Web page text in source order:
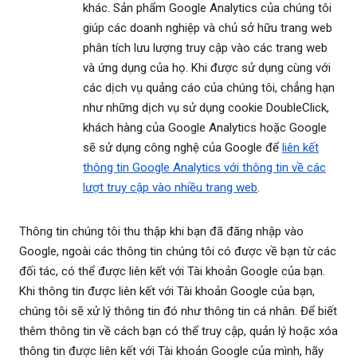
khác. Sản phẩm Google Analytics của chúng tôi
giúp các doanh nghiệp và chủ sở hữu trang web
phân tích lưu lượng truy cập vào các trang web
và ứng dụng của họ. Khi được sử dụng cùng với
các dịch vụ quảng cáo của chúng tôi, chẳng hạn
như những dịch vụ sử dụng cookie DoubleClick,
khách hàng của Google Analytics hoặc Google
sẽ sử dụng công nghệ của Google để liên kết
thông tin Google Analytics với thông tin về các
lượt truy cập vào nhiều trang web.
Thông tin chúng tôi thu thập khi bạn đã đăng nhập vào
Google, ngoài các thông tin chúng tôi có được về bạn từ các
đối tác, có thể được liên kết với Tài khoản Google của bạn.
Khi thông tin được liên kết với Tài khoản Google của bạn,
chúng tôi sẽ xử lý thông tin đó như thông tin cá nhân. Để biết
thêm thông tin về cách bạn có thể truy cập, quản lý hoặc xóa
thông tin được liên kết với Tài khoản Google của mình, hãy